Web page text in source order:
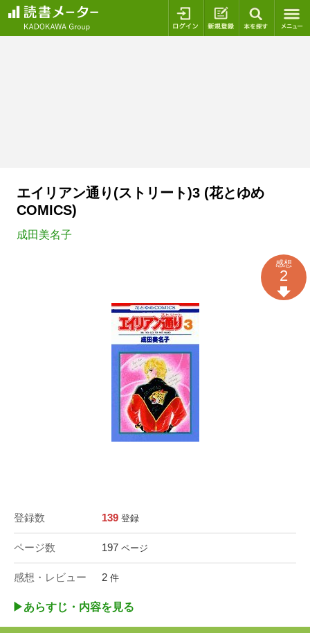
ログイン 新規登録
エイリアン通り(ストリート)3 (花とゆめ
COMICS)
成田美名子
登録数 139 登録
ページ数 197 ページ
感想・レビュー 2 件
感想
2
▶︎あらすじ・内容を見る